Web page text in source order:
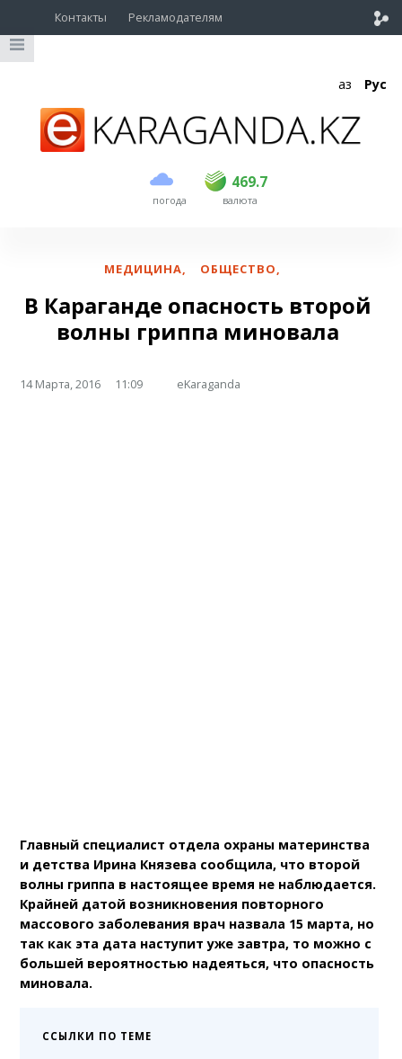
Контакты Рекламодателям
Қаз Рус
погода
469.7
USD 468.7 469.7
EUR валюта
МЕДИЦИНА, ОБЩЕСТВО,
В Караганде опасность второй
волны гриппа миновала
14 Марта, 2016 11:09 eKaraganda
Главный специалист отдела охраны материнства
и детства Ирина Князева сообщила, что второй
волны гриппа в настоящее время не наблюдается.
Крайней датой возникновения повторного
массового заболевания врач назвала 15 марта, но
так как эта дата наступит уже завтра, то можно с
большей вероятностью надеяться, что опасность
миновала.
ССЫЛКИ ПО ТЕМЕ